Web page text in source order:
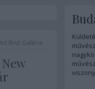
Brut Galéria